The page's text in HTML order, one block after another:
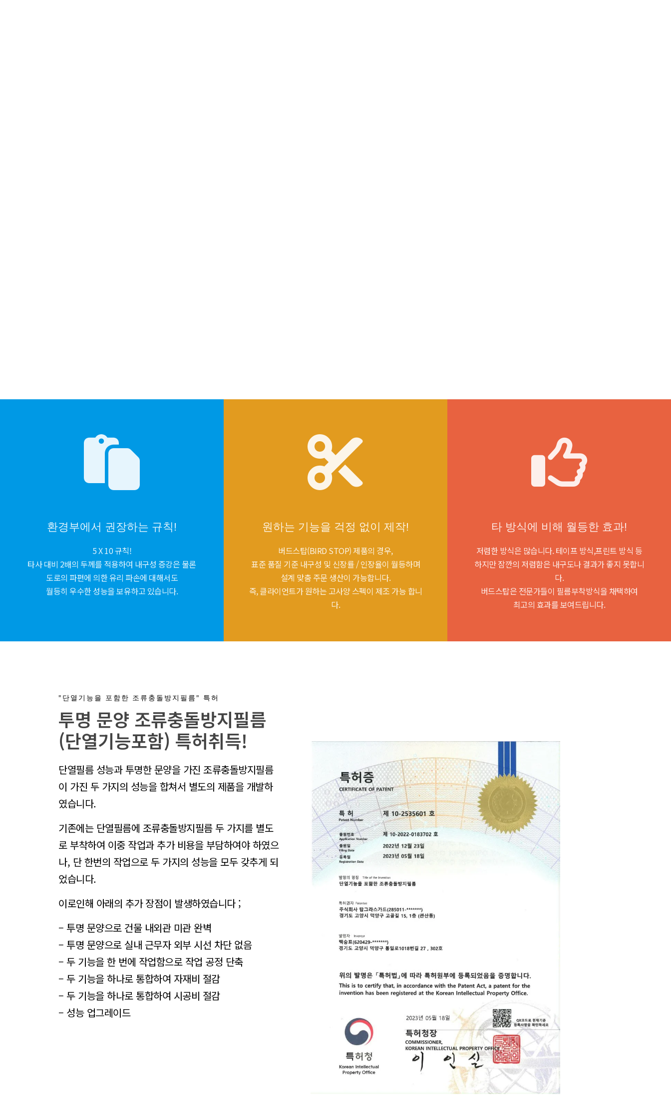
환경부에서 권장하는 규칙!
5 X 10 규칙!
타사 대비 2배의 두께를 적용하여 내구성 증강은 물론
도로의 파편에 의한 유리 파손에 대해서도
월등히 우수한 성능을 보유하고 있습니다.
원하는 기능을 걱정 없이 제작!
버드스탑(BIRD STOP) 제품의 경우,
표준 품질 기준 내구성 및 신장률 / 인장율이 월등하며
설계 맞춤 주문 생산이 가능합니다.
즉, 클라이언트가 원하는 고사양 스펙이 제조 가능 합니
다.
타 방식에 비해 월등한 효과!
저렴한 방식은 많습니다. 테이프 방식,프린트 방식 등
하지만 잠깐의 저렴함은 내구도나 결과가 좋지 못합니
다.
버드스탑은 전문가들이 필름부착방식을 채택하여
최고의 효과를 보여드립니다.
"단열기능을 포함한 조류충돌방지필름" 특허
투명 문양 조류충돌방지필름
(단열기능포함) 특허취득!
단열필름 성능과 투명한 문양을 가진 조류충돌방지필름
이 가진 두 가지의 성능을 합쳐서 별도의 제품을 개발하
였습니다.
기존에는 단열필름에 조류충돌방지필름 두 가지를 별도
로 부착하여 이중 작업과 추가 비용을 부담하여야 하였으
나, 단 한번의 작업으로 두 가지의 성능을 모두 갖추게 되
었습니다.
이로인해 아래의 추가 장점이 발생하였습니다 ;
– 투명 문양으로 건물 내외관 미관 완벽
– 투명 문양으로 실내 근무자 외부 시선 차단 없음
– 두 기능을 한 번에 작업함으로 작업 공정 단축
– 두 기능을 하나로 통합하여 자재비 절감
– 두 기능을 하나로 통합하여 시공비 절감
– 성능 업그레이드